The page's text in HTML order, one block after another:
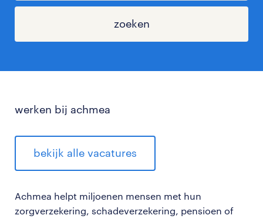
zoeken
werken bij achmea
bekijk alle vacatures
Achmea helpt miljoenen mensen met hun
zorgverzekering, schadeverzekering, pensioen of